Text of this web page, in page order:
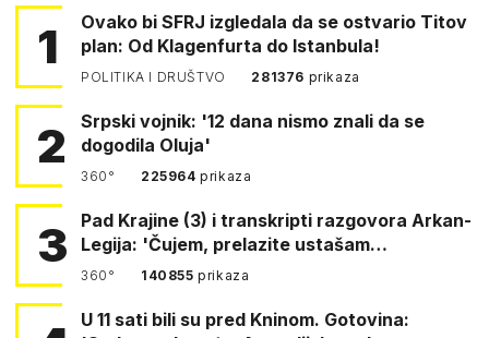
1
Ovako bi SFRJ izgledala da se ostvario Titov
plan: Od Klagenfurta do Istanbula!
POLITIKA I DRUŠTVO 281376 prikaza
2
Srpski vojnik: '12 dana nismo znali da se
dogodila Oluja'
360° 225964prikaza
3
Pad Krajine (3) i transkripti razgovora Arkan-
Legija: 'Čujem, prelazite ustašam…
360° 140855prikaza
U 11 sati bili su pred Kninom. Gotovina: